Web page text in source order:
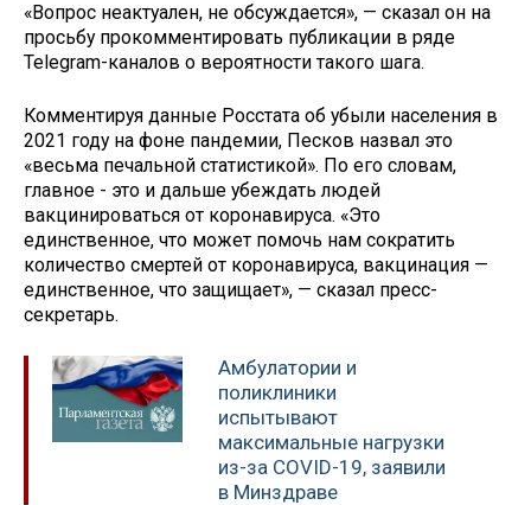
«Вопрос неактуален, не обсуждается», — сказал он на
просьбу прокомментировать публикации в ряде
Telegram-каналов о вероятности такого шага.
Комментируя данные Росстата об убыли населения в
2021 году на фоне пандемии, Песков назвал это
«весьма печальной статистикой». По его словам,
главное - это и дальше убеждать людей
вакцинироваться от коронавируса. «Это
единственное, что может помочь нам сократить
количество смертей от коронавируса, вакцинация —
единственное, что защищает», — сказал пресс-
секретарь.
Амбулатории и
поликлиники
испытывают
максимальные нагрузки
из-за СOVID-19, заявили
в Минздраве